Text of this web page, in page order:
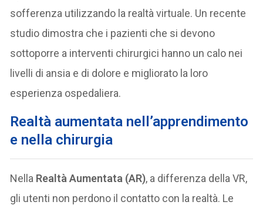
sofferenza utilizzando la realtà virtuale. Un recente
studio dimostra che i pazienti che si devono
sottoporre a interventi chirurgici hanno un calo nei
livelli di ansia e di dolore e migliorato la loro
esperienza ospedaliera.
Realtà aumentata nell’apprendimento
e nella chirurgia
Nella Realtà Aumentata (AR), a differenza della VR,
gli utenti non perdono il contatto con la realtà. Le